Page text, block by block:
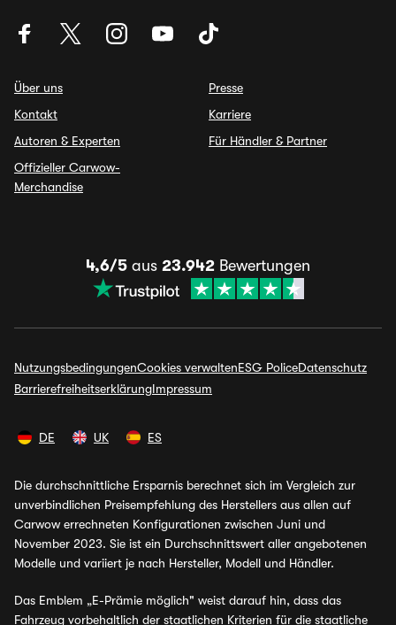
Über uns
Kontakt
Autoren & Experten
Offizieller Carwow-
Merchandise
Presse
Karriere
Für Händler & Partner
4,6/5 aus 23.942 Bewertungen
NutzungsbedingungenCookies verwaltenESG PoliceDatenschutz
BarrierefreiheitserklärungImpressum
DE UK ES
Die durchschnittliche Ersparnis berechnet sich im Vergleich zur
unverbindlichen Preisempfehlung des Herstellers aus allen auf
Carwow errechneten Konfigurationen zwischen Juni und
November 2023. Sie ist ein Durchschnittswert aller angebotenen
Modelle und variiert je nach Hersteller, Modell und Händler.
Das Emblem „E-Prämie möglich" weist darauf hin, dass das
Fahrzeug vorbehaltlich der staatlichen Kriterien für die staatliche